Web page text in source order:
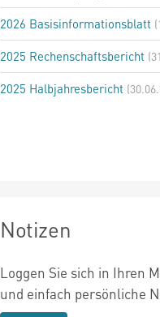
2026 Basisinformationsblatt
2025 Rechenschaftsbericht
2025 Halbjahresbericht
Notizen
Loggen Sie sich in Ihren
und einfach persönliche